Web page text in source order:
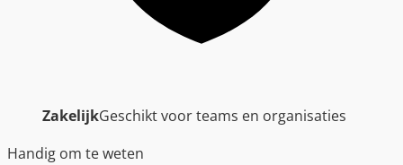
ZakelijkGeschikt voor teams en organisaties
Handig om te weten